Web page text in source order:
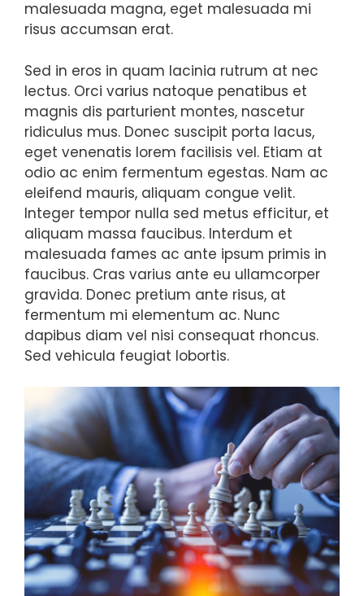
malesuada magna, eget malesuada mi
risus accumsan erat.
Sed in eros in quam lacinia rutrum at nec
lectus. Orci varius natoque penatibus et
magnis dis parturient montes, nascetur
ridiculus mus. Donec suscipit porta lacus,
eget venenatis lorem facilisis vel. Etiam at
odio ac enim fermentum egestas. Nam ac
eleifend mauris, aliquam congue velit.
Integer tempor nulla sed metus efficitur, et
aliquam massa faucibus. Interdum et
malesuada fames ac ante ipsum primis in
faucibus. Cras varius ante eu ullamcorper
gravida. Donec pretium ante risus, at
fermentum mi elementum ac. Nunc
dapibus diam vel nisi consequat rhoncus.
Sed vehicula feugiat lobortis.